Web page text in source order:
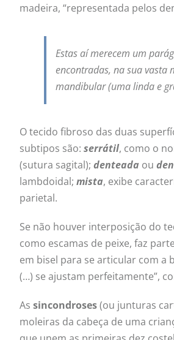
madeira, “representada pelos
Estas aí merecem um
encontradas, na sua vasta
mandibular (uma linda e
O tecido fibroso das duas
subtipos são: serrátil, como o
(sutura sagital); denteada ou
lambdoidal; mista, exibe
parietal.
Se não houver interposição do
como escamas de peixe, faz
em bisel para se articular com a
(…) se ajustam perfeitamente”,
As sincondroses(ou junturas
moleiras da cabeça de uma